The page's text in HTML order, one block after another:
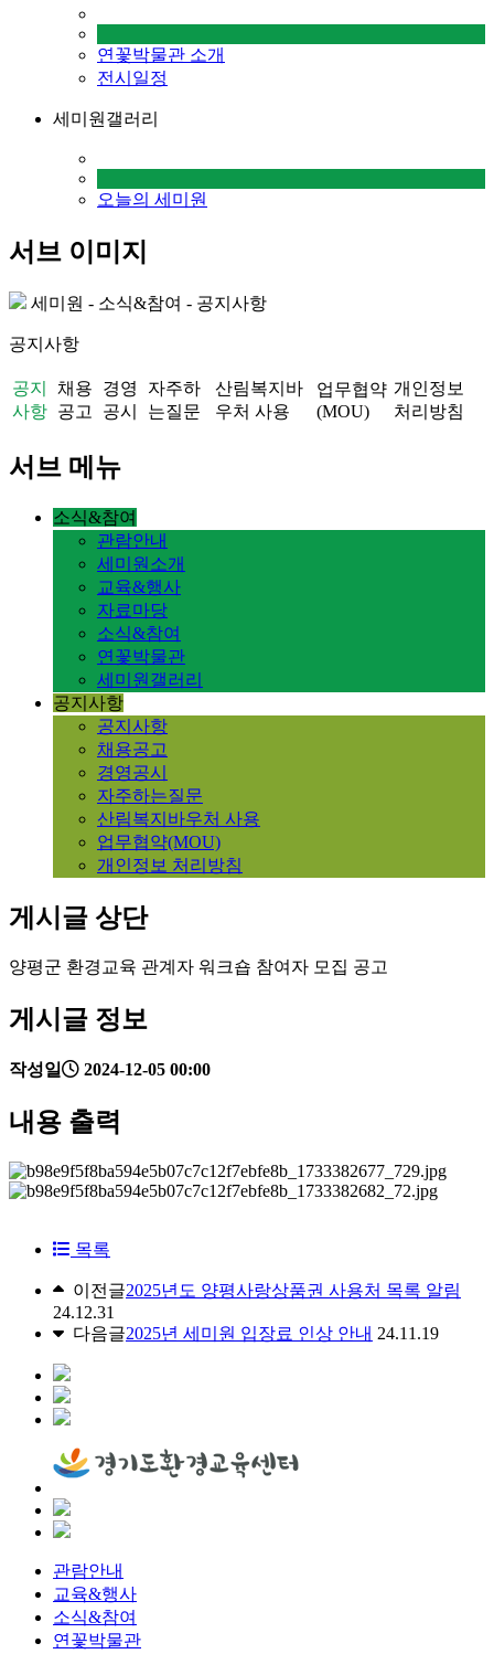
연꽃박물관 소개
전시일정
세미원갤러리
오늘의 세미원
서브 이미지
세미원 - 소식&참여 - 공지사항
공지사항
공지
사항
채용
공고
경영
공시
자주하
는질문
산림복지바
우처 사용
업무협약
(MOU)
개인정보
처리방침
서브 메뉴
소식&참여
관람안내
세미원소개
교육&행사
자료마당
소식&참여
연꽃박물관
세미원갤러리
공지사항
공지사항
채용공고
경영공시
자주하는질문
산림복지바우처 사용
업무협약(MOU)
개인정보 처리방침
게시글 상단
양평군 환경교육 관계자 워크숍 참여자 모집 공고
게시글 정보
작성일 2024-12-05 00:00
내용 출력
목록
이전글2025년도 양평사랑상품권 사용처 목록 알림
24.12.31
다음글2025년 세미원 입장료 인상 안내 24.11.19
관람안내
교육&행사
소식&참여
연꽃박물관